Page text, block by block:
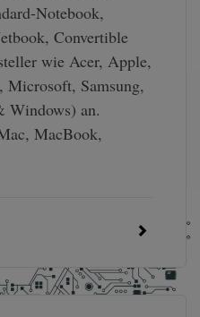
Notebook,
Convertible
wie Acer, Apple,
Microsoft, Samsung,
Windows) an.
MacBook,